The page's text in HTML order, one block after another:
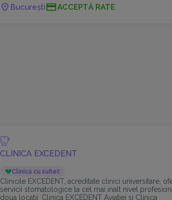
București ACCEPTĂ RATE
CLINICA EXCEDENT
Clinică cu suflet
Clinicile EXCEDENT, acreditate clinici universitare,
servicii stomatologice la cel mai inalt nivel
doua locatii: Clinica EXCEDENT Aviatiei si Clinica